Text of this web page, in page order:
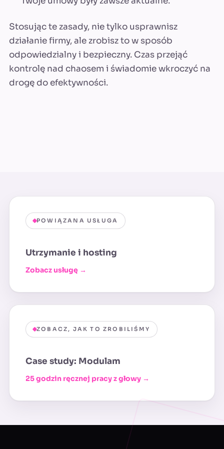
Stosując te zasady, nie tylko usprawnisz
działanie firmy, ale zrobisz to w sposób
odpowiedzialny i bezpieczny. Czas przejąć
kontrolę nad chaosem i świadomie wkroczyć na
drogę do efektywności.
POWIĄZANA USŁUGA
Utrzymanie i hosting
Zobacz usługę →
ZOBACZ, JAK TO ZROBILIŚMY
Case study: Modulam
25 godzin ręcznej pracy z głowy →